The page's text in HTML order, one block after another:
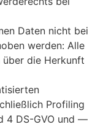
Daten nicht bei
werden: Alle
die Herkunft
Profiling
4 DS-GVO und —